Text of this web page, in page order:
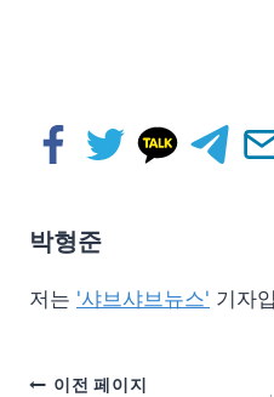
박형준
저는 '샤브샤브뉴스' 기자
이전 페이지